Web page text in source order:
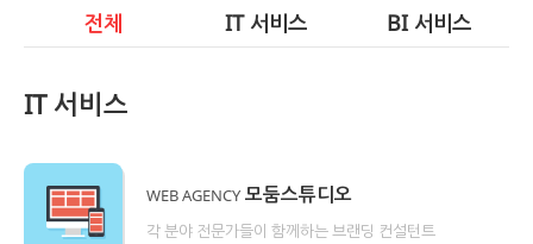
전체 IT 서비스 BI 서비스
IT 서비스
WEB AGENCY 모둠스튜디오
각 분야 전문가들이 함께하는 브랜딩 컨설턴트